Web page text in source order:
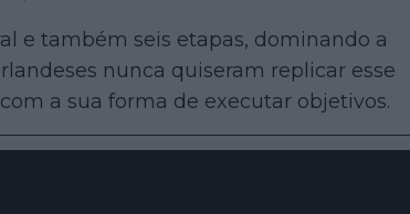
e também seis etapas, dominando a
nunca quiseram replicar esse
a sua forma de executar objetivos.